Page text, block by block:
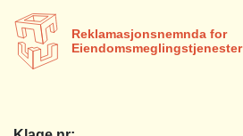
Reklamasjonsnemnda for
Eiendomsmeglingstjenester